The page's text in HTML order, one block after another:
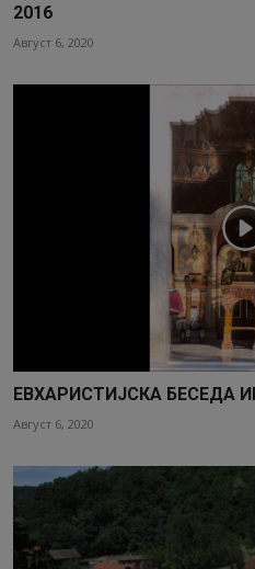
2016
Август 6, 2020
ЕВХАРИСТИЈСКА БЕСЕДА
Август 6, 2020